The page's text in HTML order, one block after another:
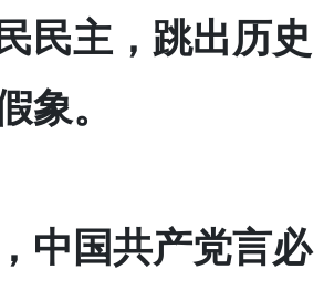
民主，跳出历史
象。
中国共产党言必